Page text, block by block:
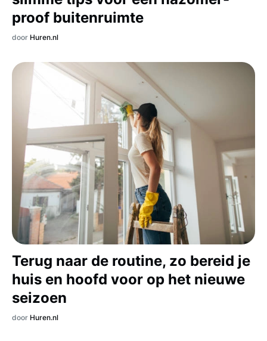
proof buitenruimte
door Huren.nl
Terug naar de routine, zo bereid je
huis en hoofd voor op het nieuwe
seizoen
door Huren.nl